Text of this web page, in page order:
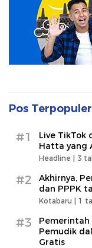
Pos Terpopuler
#1
Live TikTok
Hatta yang
Headline | 3
#2
Akhirnya,
dan PPPK
Kotabaru | 1
#3
Pemerintah
Pemudik
Gratis